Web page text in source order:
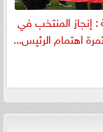
إنجاز المنتخب في
اهتمام الرئيس...